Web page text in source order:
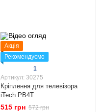
Акція
Рекомендуємо
1
Артикул: 30275
Кріплення для телевізора
iTech PB4T
515 грн 572 грн